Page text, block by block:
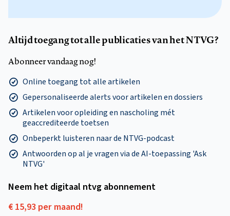
Altijd toegang tot alle publicaties van het NTVG?
Abonneer vandaag nog!
Online toegang tot alle artikelen
Gepersonaliseerde alerts voor artikelen en dossiers
Artikelen voor opleiding en nascholing mét
geaccrediteerde toetsen
Onbeperkt luisteren naar de NTVG-podcast
Antwoorden op al je vragen via de AI-toepassing 'Ask
NTVG'
Neem het digitaal ntvg abonnement
€ 15,93 per maand!